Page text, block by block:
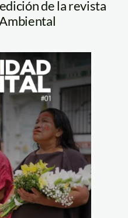
de la revista